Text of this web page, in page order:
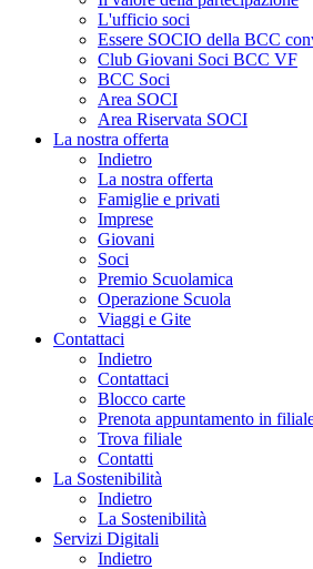
L'ufficio soci
Essere SOCIO della BCC
Club Giovani Soci BCC VF
BCC Soci
Area SOCI
Area Riservata SOCI
La nostra offerta
Indietro
La nostra offerta
Famiglie e privati
Imprese
Giovani
Soci
Premio Scuolamica
Operazione Scuola
Viaggi e Gite
Contattaci
Indietro
Contattaci
Blocco carte
Prenota appuntamento in
Trova filiale
Contatti
La Sostenibilità
Indietro
La Sostenibilità
Servizi Digitali
Indietro